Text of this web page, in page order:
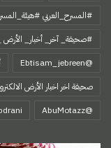
#المسرح_العربي
#صحيفة_ آخر_ أخبار_ الأرض _
@Ebtisam_jebreen
صحيفة اخر اخبار الأرض
‏@AbuMotazz